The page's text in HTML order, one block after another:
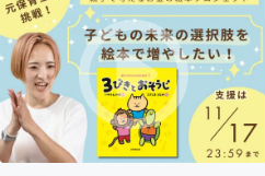
アート・写真
テクノロジー・ガジェ
映像・映画